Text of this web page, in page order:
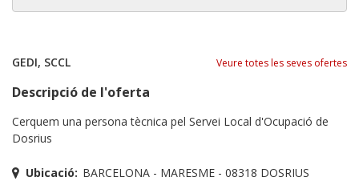
GEDI, SCCL Veure totes les seves ofertes
Descripció de l'oferta
Cerquem una persona tècnica pel Servei Local d'Ocupació de
Dosrius
Ubicació: BARCELONA - MARESME - 08318 DOSRIUS